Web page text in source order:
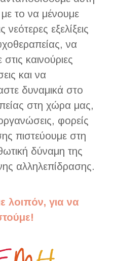
το να μένουμε
νεότερες εξελίξεις
να
καινούριες
και να
δυναμικά στο
στη χώρα μας,
φορείς
πιστεύουμε στη
δύναμη της
αλληλεπίδρασης.
λοιπόν, για να